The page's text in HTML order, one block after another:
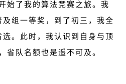
始了我的算法竞赛之旅。我
组一等奖，到了初三，我全
。此时，我认识到自身与顶
省队名额也是遥不可及。